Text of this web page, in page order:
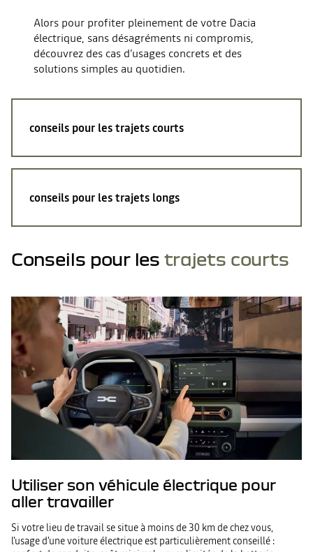
Alors pour profiter pleinement de votre Dacia
électrique, sans désagréments ni compromis,
découvrez des cas d’usages concrets et des
solutions simples au quotidien.
conseils pour les trajets courts
conseils pour les trajets longs
Conseils pour les trajets courts
Utiliser son véhicule électrique pour
aller travailler
Si votre lieu de travail se situe à moins de 30 km de chez vous,
l'usage d'une voiture électrique est particulièrement conseillé :